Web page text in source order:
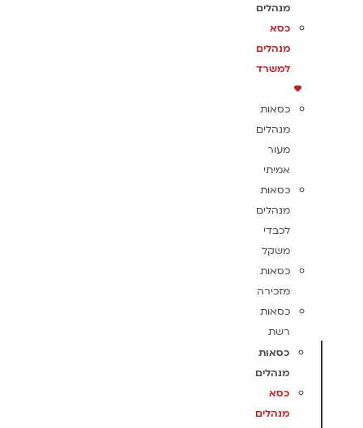
מנהלים
כסא
מנהלים
למשרד
כסאות
מנהלים
מעור
אמיתי
כסאות
מנהלים
לכבדי
משקל
כסאות
מזכירה
כסאות
רשת
כסאות
מנהלים
כסא
מנהלים